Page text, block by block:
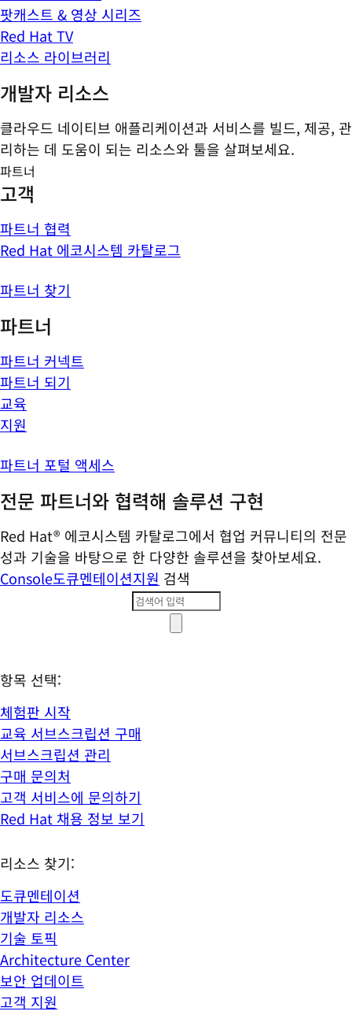
팟캐스트 & 영상 시리즈
Red Hat TV
리소스 라이브러리
개발자 리소스
클라우드 네이티브 애플리케이션과 서비스를 빌드, 제공, 관
리하는 데 도움이 되는 리소스와 툴을 살펴보세요.
파트너
고객
파트너 협력
Red Hat 에코시스템 카탈로그
파트너 찾기
파트너
파트너 커넥트
파트너 되기
교육
지원
파트너 포털 액세스
전문 파트너와 협력해 솔루션 구현
Red Hat® 에코시스템 카탈로그에서 협업 커뮤니티의 전문
성과 기술을 바탕으로 한 다양한 솔루션을 찾아보세요.
Console도큐멘테이션지원 검색
항목 선택:
체험판 시작
교육 서브스크립션 구매
서브스크립션 관리
구매 문의처
고객 서비스에 문의하기
Red Hat 채용 정보 보기
리소스 찾기:
도큐멘테이션
개발자 리소스
기술 토픽
Architecture Center
보안 업데이트
고객 지원